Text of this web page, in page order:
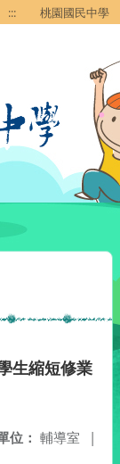
::: 桃園國民中學
生縮短修業
位： 輔導室 |